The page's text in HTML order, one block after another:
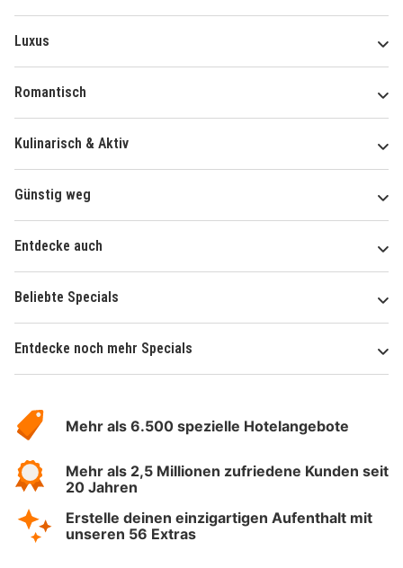
Luxus
Romantisch
Kulinarisch & Aktiv
Günstig weg
Entdecke auch
Beliebte Specials
Entdecke noch mehr Specials
Hotelspecials
Mehr als 6.500 spezielle Hotelangebote
Mehr als 2,5 Millionen zufriedene Kunden seit
20 Jahren
Erstelle deinen einzigartigen Aufenthalt mit
unseren 56 Extras